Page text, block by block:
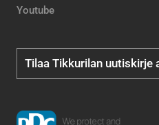
Youtube
Tilaa Tikkurilan uutiskirje